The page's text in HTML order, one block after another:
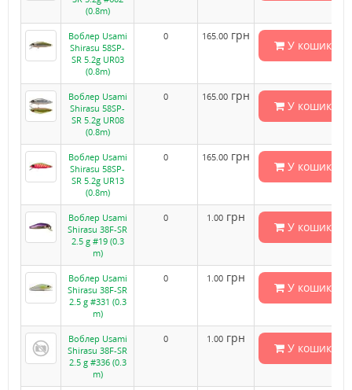
(0.8m)
Воблер Usami
Shirasu 58SP-
SR 5.2g UR03
(0.8m)
0 165.00 грн
У кошик
Воблер Usami
Shirasu 58SP-
SR 5.2g UR08
(0.8m)
0 165.00 грн
У кошик
Воблер Usami
Shirasu 58SP-
SR 5.2g UR13
(0.8m)
0 165.00 грн
У кошик
Воблер Usami
Shirasu 38F-SR
2.5 g #19 (0.3
m)
0 1.00 грн
У кошик
Воблер Usami
Shirasu 38F-SR
2.5 g #331 (0.3
m)
0 1.00 грн
У кошик
Воблер Usami
Shirasu 38F-SR
2.5 g #336 (0.3
m)
0 1.00 грн
У кошик